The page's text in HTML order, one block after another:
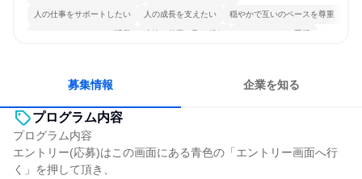
人の仕事をサポートしたい 人の成長を支えたい 穏やかで互いのペースを尊重
コミュニケーションが活発 冷静に仕事に取り組む チームワークを重視
募集情報 企業を知る
プログラム内容
プログラム内容
エントリー(応募)はこの画面にある青色の「エントリー画面へ行
く」を押して頂き、